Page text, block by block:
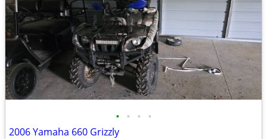
• • • •
2006 Yamaha 660 Grizzly